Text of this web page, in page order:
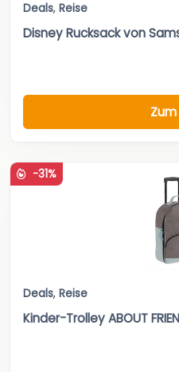
Deals, Reise
Disney Rucksack von
-31%
Deals, Reise
Kinder-Trolley ABOUT